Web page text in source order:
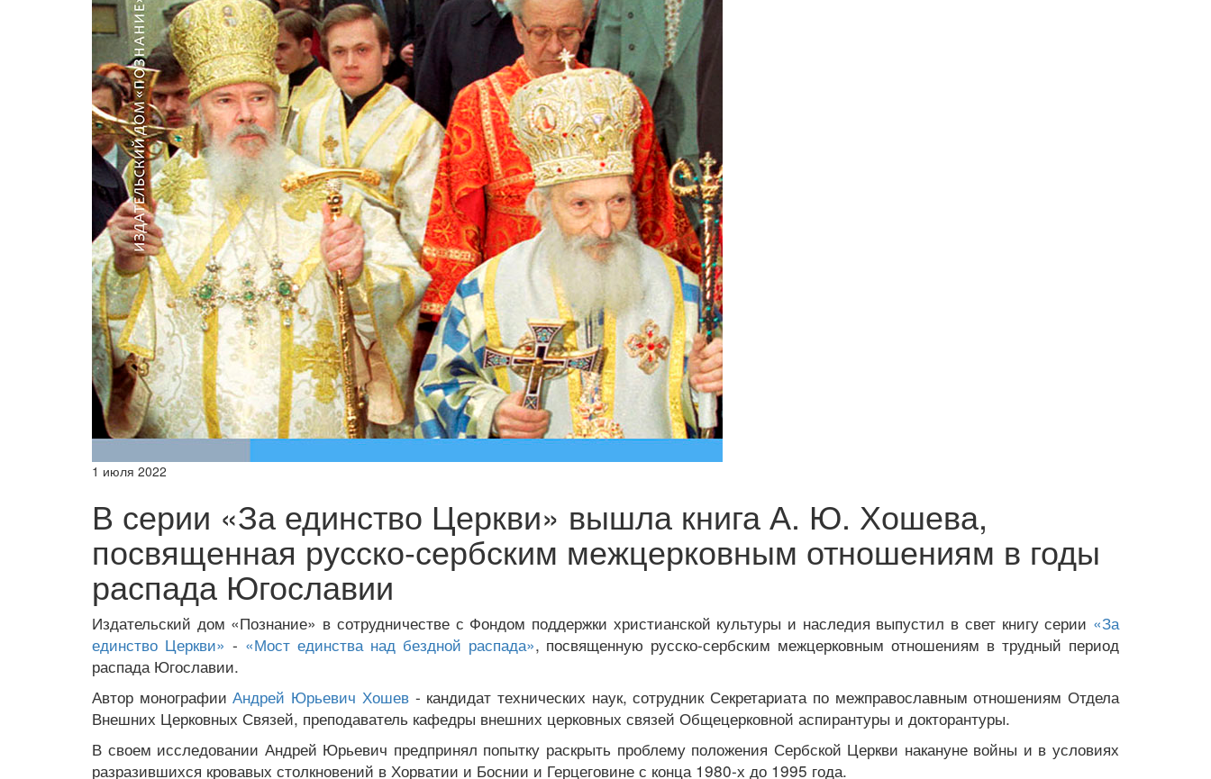
1 июля 2022
В серии «За единство Церкви» вышла книга А. Ю. Хошева,
посвященная русско-сербским межцерковным отношениям в годы
распада Югославии
Издательский дом «Познание» в сотрудничестве с Фондом поддержки христианской культуры и наследия выпустил в свет книгу серии «За
единство Церкви» - «Мост единства над бездной распада», посвященную русско-сербским межцерковным отношениям в трудный период
распада Югославии.
Автор монографииАндрей Юрьевич Хошев- кандидат технических наук,сотрудник Секретариата по межправославным отношениям Отдела
Внешних Церковных Связей, преподаватель кафедры внешних церковных связей Общецерковной аспирантуры и докторантуры.
В своем исследовании Андрей Юрьевич предпринял попытку раскрыть проблему положения Сербской Церкви накануне войны и в условиях
разразившихся кровавых столкновений в Хорватии и Боснии и Герцеговине с конца 1980-х до 1995 года.